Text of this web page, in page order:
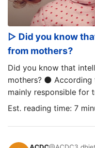
▷ Did you know
from mothers?
Did you know that
mothers? ⚫
mainly responsible for
Est. reading time: 7